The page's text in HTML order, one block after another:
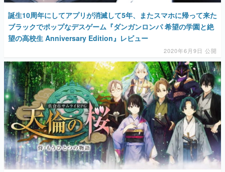
誕生10周年にしてアプリが消滅して5年、またスマホに帰って来た
ブラックでポップなデスゲーム『ダンガンロンパ 希望の学園と絶
望の高校生 Anniversary Edition』レビュー
2020年6月9日 公開